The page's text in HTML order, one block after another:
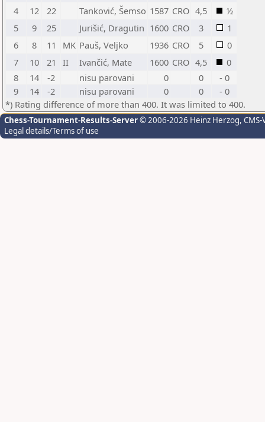
4
12 22 Tanković, Šemso 1587 CRO 4,5
½
5
9 25 Jurišić, Dragutin 1600 CRO 3
1
6
8 11 MK Pauš, Veljko 1936 CRO 5
0
7
10 21 II Ivančić, Mate 1600 CRO 4,5
0
8
14 -2 nisu parovani 0 0
- 0
9
14 -2 nisu parovani 0 0
- 0
*) Rating difference of more than 400. It was limited to 400.
Chess-Tournament-Results-Server© 2006-2026 Heinz Herzog,
Legal details/Terms of use